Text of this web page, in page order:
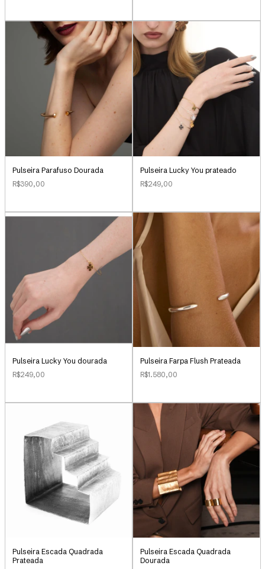
Pulseira Parafuso Dourada
R$390,00
Pulseira Lucky You prateado
R$249,00
Pulseira Lucky You dourada
R$249,00
Pulseira Farpa Flush Prateada
R$1.580,00
Pulseira Escada Quadrada
Prateada
Pulseira Escada Quadrada
Dourada